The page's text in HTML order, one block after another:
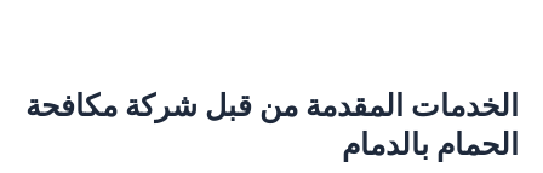
الخدمات المقدمة من قبل شركة مكافحة
الحمام بالدمام